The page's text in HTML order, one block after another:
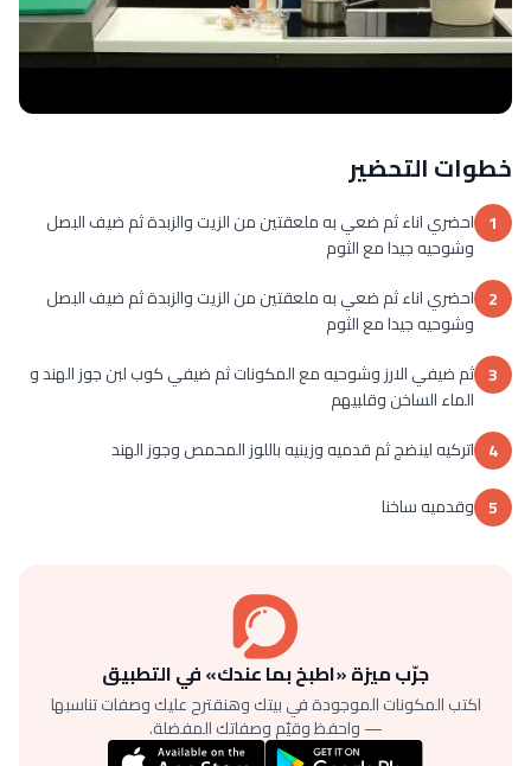
خطوات التحضير
1 احضري اناء ثم ضعي به ملعقتين من الزيت والزبدة ثم ضيف البصل
وشوحيه جيدا مع الثوم
2 احضري اناء ثم ضعي به ملعقتين من الزيت والزبدة ثم ضيف البصل
وشوحيه جيدا مع الثوم
3 ثم ضيفي الارز وشوحيه مع المكونات ثم ضيفي كوب لبن جوز الهند و
الماء الساخن وقلبيهم
4 اتركيه لينضج ثم قدميه وزينيه باللوز المحمص وجوز الهند
5 وقدميه ساخنا
جرّب ميزة «اطبخ بما عندك» في التطبيق
اكتب المكونات الموجودة في بيتك وهنقترح عليك وصفات تناسبها
— واحفظ وقيّم وصفاتك المفضلة.